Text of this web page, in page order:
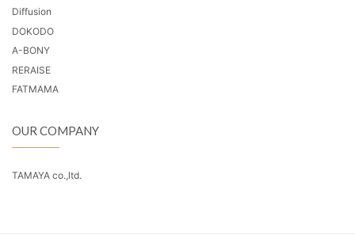
Diffusion
DOKODO
A-BONY
RERAISE
FATMAMA
OUR COMPANY
TAMAYA co.,ltd.